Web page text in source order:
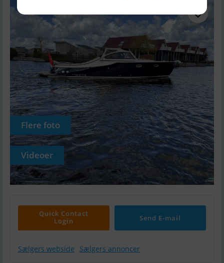
Flere foto
Videoer
Quick Contact
Login
Send E-mail
Sælgers webside Sælgers annoncer